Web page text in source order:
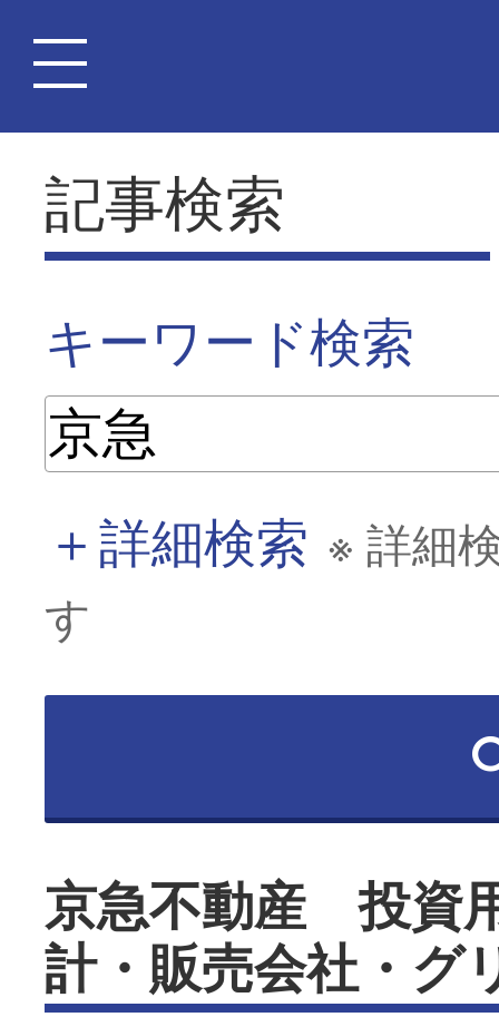
記事検索
キーワード検索
＋詳細検索 ※ 詳細
す
京急不動産 投資
計・販売会社・グ